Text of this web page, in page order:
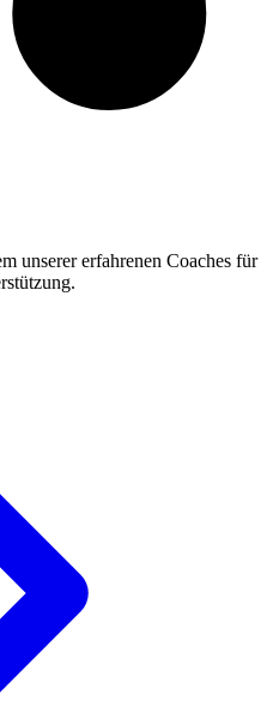
unserer erfahrenen Coaches für